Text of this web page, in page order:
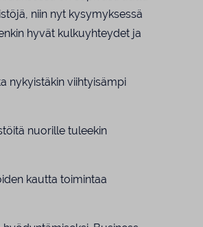
niin nyt kysymyksessä
hyvät kulkuyhteydet ja
nykyistäkin viihtyisämpi
nuorille tuleekin
kautta toimintaa